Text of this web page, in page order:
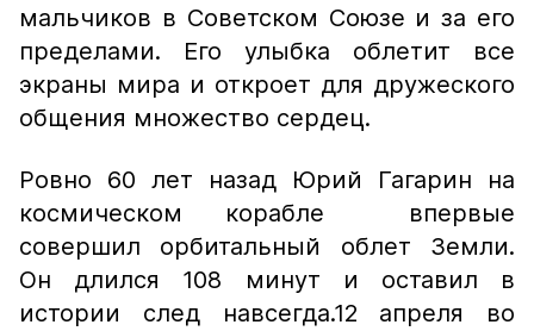
мальчиков в Советском Союзе и за его
пределами. Его улыбка облетит все
экраны мира и откроет для дружеского
общения множество сердец.
Ровно 60 лет назад Юрий Гагарин на
космическом корабле впервые
совершил орбитальный облет Земли.
Он длился 108 минут и оставил в
истории след навсегда.12 апреля во